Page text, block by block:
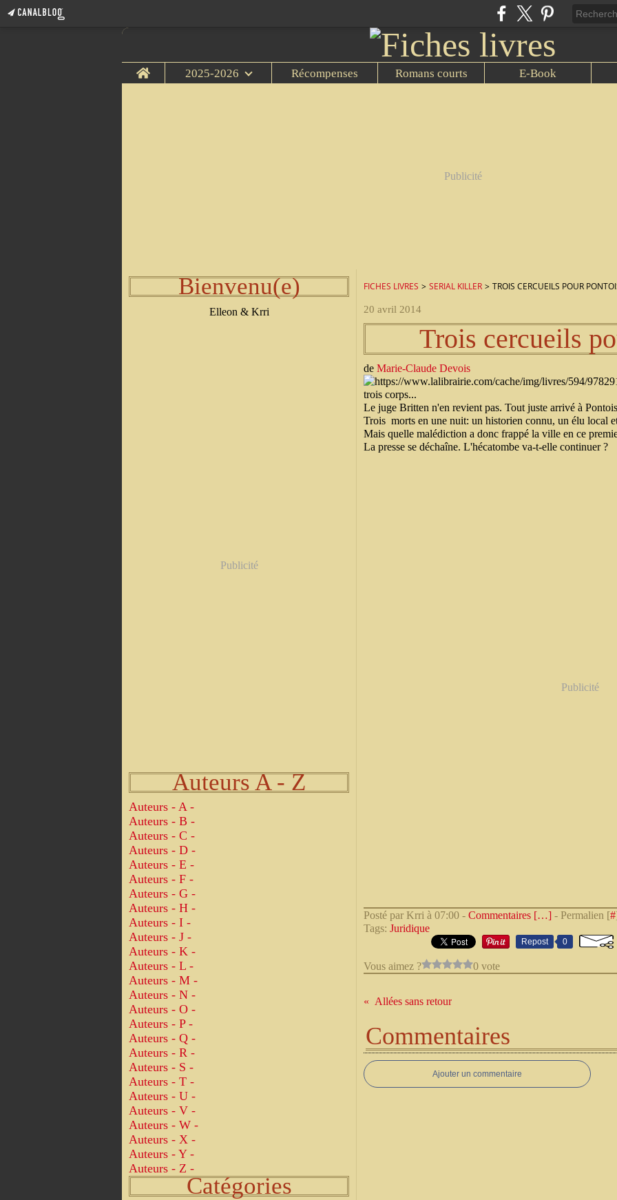
Home 2025-2026 Récompenses Romans courts E-Book
Publicité
Bienvenu(e)
Elleon & Krri
Publicité
Auteurs A - Z
Auteurs - A -
Auteurs - B -
Auteurs - C -
Auteurs - D -
Auteurs - E -
Auteurs - F -
Auteurs - G -
Auteurs - H -
Auteurs - I -
Auteurs - J -
Auteurs - K -
Auteurs - L -
Auteurs - M -
Auteurs - N -
Auteurs - O -
Auteurs - P -
Auteurs - Q -
Auteurs - R -
Auteurs - S -
Auteurs - T -
Auteurs - U -
Auteurs - V -
Auteurs - W -
Auteurs - X -
Auteurs - Y -
Auteurs - Z -
Catégories
FICHES LIVRES > SERIAL KILLER > TROIS CERCUEILS POUR
20 avril 2014
Trois cercueils
de Marie-Claude Devois
trois corps...
Le juge Britten n'en revient pas. Tout juste arrivé à
Trois morts en une nuit: un historien connu, un élu local
Mais quelle malédiction a donc frappé la ville en ce
La presse se déchaîne. L'hécatombe va-t-elle continuer ?
Publicité
Posté par Krri à 07:00 - Commentaires […] - Permalien [#
Tags: Juridique
Repost 0
Vous aimez ? 0 vote
Allées sans retour
Commentaires
Ajouter un commentaire